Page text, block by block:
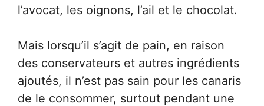
l’avocat, les oignons, l’ail et le chocolat.
Mais lorsqu’il s’agit de pain, en raison
des conservateurs et autres ingrédients
ajoutés, il n’est pas sain pour les canaris
de le consommer, surtout pendant une